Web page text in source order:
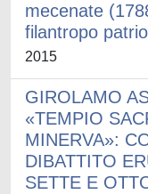
mecenate
filantropo
2015
GIROLAMO
«TEMPIO
MINERVA»:
DIBATTITO
SETTE E